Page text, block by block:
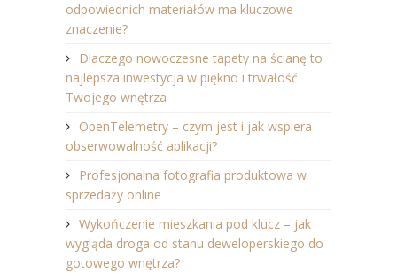
odpowiednich materiałów ma kluczowe
znaczenie?
Dlaczego nowoczesne tapety na ścianę to
najlepsza inwestycja w piękno i trwałość
Twojego wnętrza
OpenTelemetry – czym jest i jak wspiera
obserwowalność aplikacji?
Profesjonalna fotografia produktowa w
sprzedaży online
Wykończenie mieszkania pod klucz – jak
wygląda droga od stanu deweloperskiego do
gotowego wnętrza?